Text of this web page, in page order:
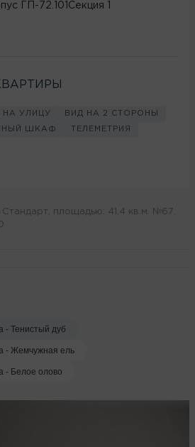
ГП-72.101 Секция
НА УЛИЦУ ВИД НА 2 СТОРОНЫ
ШКАФ ТЕЛЕМЕТРИЯ
Стандарт, площадью: 41,4 кв.м. №67,
- Тенистый дуб
- Жемчужная ель
- Белое олово